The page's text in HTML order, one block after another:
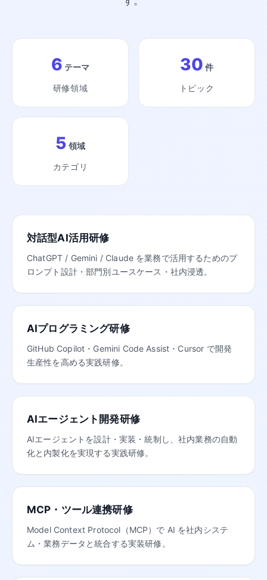
6 テーマ
研修領域
30 件
トピック
5 領域
カテゴリ
対話型AI活用研修
ChatGPT / Gemini / Claude を業務で活用するためのプ
ロンプト設計・部門別ユースケース・社内浸透。
AIプログラミング研修
GitHub Copilot・Gemini Code Assist・Cursor で開発
生産性を高める実践研修。
AIエージェント開発研修
AIエージェントを設計・実装・統制し、社内業務の自動
化と内製化を実現する実践研修。
MCP・ツール連携研修
Model Context Protocol（MCP）で AI を社内システ
ム・業務データと統合する実装研修。